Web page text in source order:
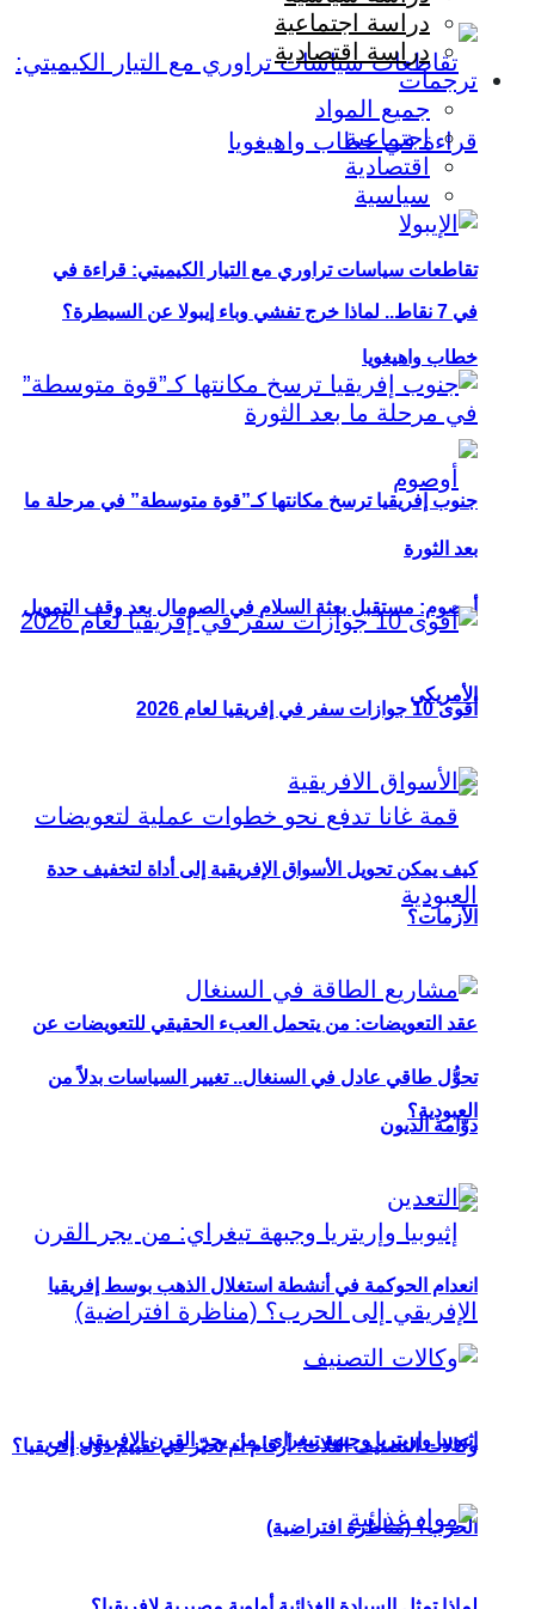
تقاطعات سياسات تراوري مع التيار الكيميتي: قراءة في
خطاب واهيغويا
أوصوم: مستقبل بعثة السلام في الصومال بعد وقف التمويل
الأمريكي
عقد التعويضات: من يتحمل العبء الحقيقي للتعويضات عن
العبودية؟
إثيوبيا وإريتريا وجبهة تيغراي: من يجر القرن الإفريقي إلى
الحرب؟ (مناظرة افتراضية)
دراسة اجتماعية
دراسة اقتصادية
ترجمات
جميع المواد
اجتماعية
اقتصادية
سياسية
في 7 نقاط.. لماذا خرج تفشي وباء إيبولا عن السيطرة؟
جنوب إفريقيا ترسخ مكانتها كـ”قوة متوسطة” في مرحلة ما
بعد الثورة
أقوى 10 جوازات سفر في إفريقيا لعام 2026
كيف يمكن تحويل الأسواق الإفريقية إلى أداة لتخفيف حدة
الأزمات؟
تحوُّل طاقي عادل في السنغال.. تغيير السياسات بدلاً من
دوّامة الديون
انعدام الحوكمة في أنشطة استغلال الذهب بوسط إفريقيا
وكالات التصنيف الثلاث: أرقام أم تحيّز في تقييم دول إفريقيا؟